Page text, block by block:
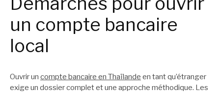
un compte bancaire
local
Ouvrir un compte bancaire en Thaïlande en tant qu’étranger
exige un dossier complet et une approche méthodique. Les